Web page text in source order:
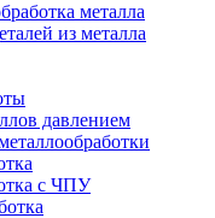
металла
из металла
давлением
с ЧПУ